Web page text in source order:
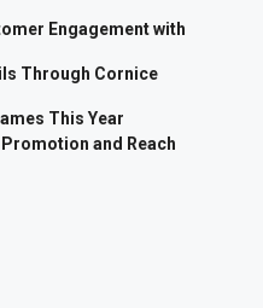
Engagement with
Through Cornice
This Year
and Reach